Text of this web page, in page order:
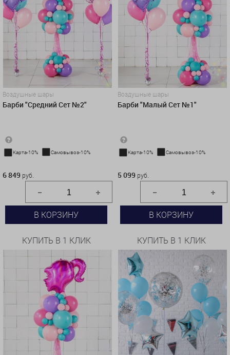
Воздушные шары
Барби "Средний Сет №2"
Карта-10% Самовывоз-10%
6 849 руб.
В КОРЗИНУ
КУПИТЬ В 1 КЛИК
Воздушные шары
Барби "Малый Сет №1"
Карта-10% Самовывоз-10%
5 099 руб.
В КОРЗИНУ
КУПИТЬ В 1 КЛИК